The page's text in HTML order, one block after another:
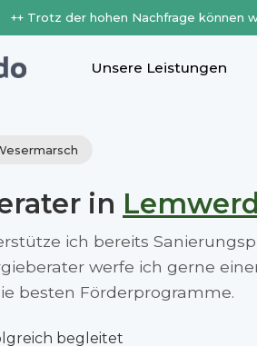
++ Trotz der hohen Nachfrage können
Unsere Leistungen
in
ich bereits
werfe ich gerne
besten Förderprogramme.
begleitet